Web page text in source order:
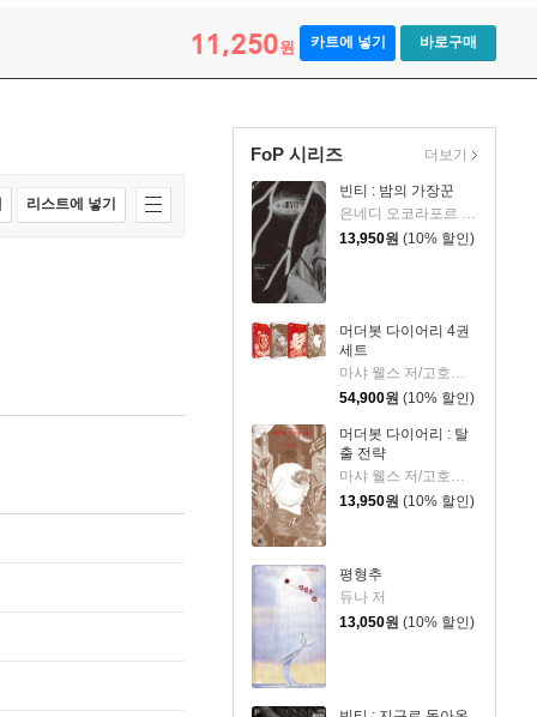
11,250원 카트에 넣기 바로구매
FoP 시리즈
빈티 : 밤의 가장꾼
13,950원 (10% 할인)
머더봇 다이어리 4권
세트
마샤 웰스 저/고호관 역
54,900원 (10% 할인)
머더봇 다이어리 : 탈
출 전략
마샤 웰스 저/고호관 역
13,950원 (10% 할인)
평형추
듀나 저
13,050원 (10% 할인)
더보기
리스트에 넣기